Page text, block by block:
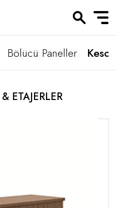
Bölücü Paneller
ETAJERLER